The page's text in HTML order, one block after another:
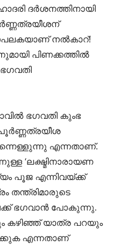
ദർശനത്തിനായി
നൽകാറ്!
പിണക്കത്തിൽ
ഭഗവതി കുംഭ
പൂർണ്ണത്രയീശ
എന്നതാണ്.
‘ലക്ഷ്മിനാരായണ
പൂജ എന്നിവയ്ക്ക്
തന്ത്രിമാരുടെ
ഭഗവാൻ പോകുന്നു.
കഴിഞ്ഞ് യാത്ര പറയും
എന്നതാണ്